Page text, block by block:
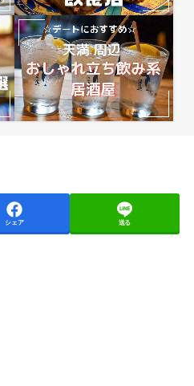
シェア 送る